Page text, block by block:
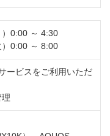
0:00 ～ 4:30
0:00 ～ 8:00
ービスをご利用いただ
理